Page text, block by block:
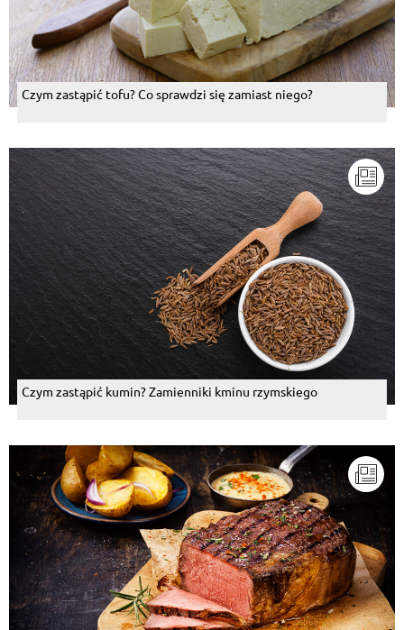
Czym zastąpić tofu? Co sprawdzi się zamiast niego?
Czym zastąpić kumin? Zamienniki kminu rzymskiego